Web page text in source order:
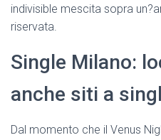
indivisible mescita sopra
riservata.
Single Milano:
anche siti a
Dal momento che il Venus